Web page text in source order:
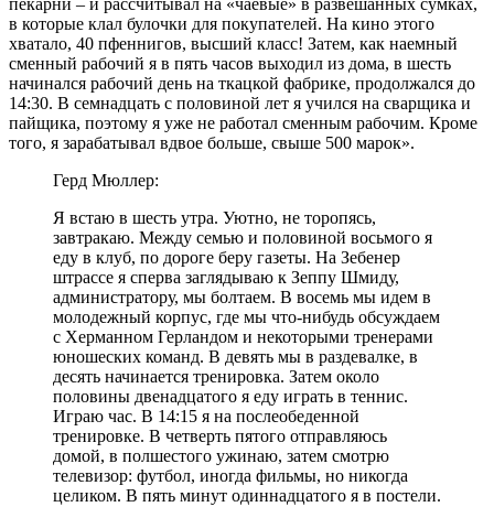
пекарни – и рассчитывал на «чаевые» в развешанных сумках,
в которые клал булочки для покупателей. На кино этого
хватало, 40 пфеннигов, высший класс! Затем, как наемный
сменный рабочий я в пять часов выходил из дома, в шесть
начинался рабочий день на ткацкой фабрике, продолжался до
14:30. В семнадцать с половиной лет я учился на сварщика и
пайщика, поэтому я уже не работал сменным рабочим. Кроме
того, я зарабатывал вдвое больше, свыше 500 марок».
Герд Мюллер:
Я встаю в шесть утра. Уютно, не торопясь,
завтракаю. Между семью и половиной восьмого я
еду в клуб, по дороге беру газеты. На Зебенер
штрассе я сперва заглядываю к Зеппу Шмиду,
администратору, мы болтаем. В восемь мы идем в
молодежный корпус, где мы что-нибудь обсуждаем
с Херманном Герландом и некоторыми тренерами
юношеских команд. В девять мы в раздевалке, в
десять начинается тренировка. Затем около
половины двенадцатого я еду играть в теннис.
Играю час. В 14:15 я на послеобеденной
тренировке. В четверть пятого отправляюсь
домой, в полшестого ужинаю, затем смотрю
телевизор: футбол, иногда фильмы, но никогда
целиком. В пять минут одиннадцатого я в постели.